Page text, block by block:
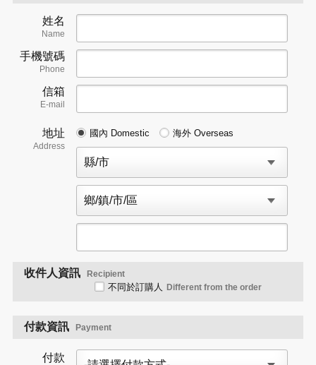
姓名
Name
手機號碼
Phone
信箱
E-mail
地址
Address
國內 Domestic 海外 Overseas
收件人資訊 Recipient
不同於訂購人 Different from the order
付款資訊 Payment
付款